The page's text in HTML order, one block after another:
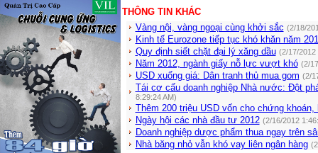
THÔNG TIN KHÁC
Vàng nội, vàng ngoại cùng khởi sắc (2/18/
Kinh tế Eurozone tiếp tục khó khăn năm
Quy định siết chặt đại lý xăng dầu (2/17/2012
Năm 2012, ngành giấy nỗ lực vượt khó (2/
USD xuống giá: Dân tranh thủ mua gom (2/
Tái cơ cấu doanh nghiệp Nhà nước: Đột
8:29:24 AM)
Thêm 200 triệu USD vốn cho chứng khoán,
Ngày hội các nhà đầu tư 2012 (2/16/2012
Doanh nghiệp dược phẩm thua ngay trên
Nhà băng nhỏ vẫn khó vay liên ngân hàng